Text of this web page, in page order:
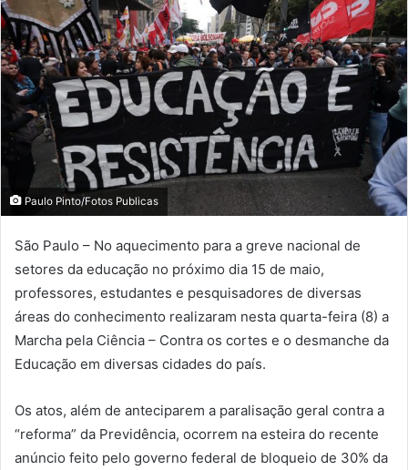
Paulo Pinto/Fotos Publicas
São Paulo – No aquecimento para a greve nacional de
setores da educação no próximo dia 15 de maio,
professores, estudantes e pesquisadores de diversas
áreas do conhecimento realizaram nesta quarta-feira (8) a
Marcha pela Ciência – Contra os cortes e o desmanche da
Educação em diversas cidades do país.
Os atos, além de anteciparem a paralisação geral contra a
“reforma” da Previdência, ocorrem na esteira do recente
anúncio feito pelo governo federal de bloqueio de 30% da